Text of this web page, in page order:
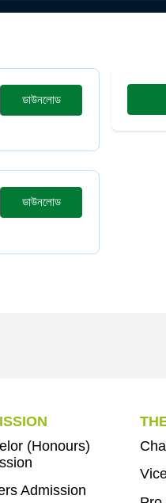
ডাউনলোড
ডাউনলোড
(Honours)
Admission